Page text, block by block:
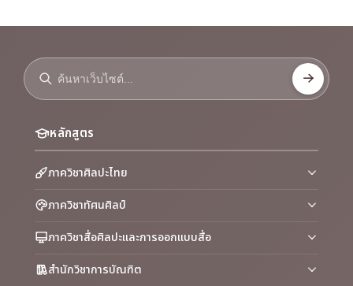
หลักสูตร
ภาควิชาศิลปะไทย
ภาควิชาทัศนศิลป์
ภาควิชาสื่อศิลปะและการออกแบบสื่อ
สำนักวิชาการบัณฑิต